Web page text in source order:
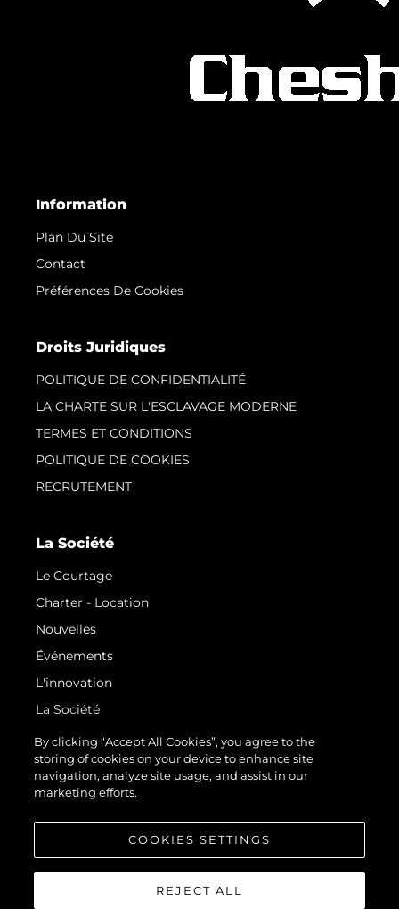
Information
Plan Du Site
Contact
Préférences De Cookies
Droits Juridiques
POLITIQUE DE CONFIDENTIALITÉ
LA CHARTE SUR L'ESCLAVAGE MODERNE
TERMES ET CONDITIONS
POLITIQUE DE COOKIES
RECRUTEMENT
La Société
Le Courtage
Charter - Location
Nouvelles
Événements
L'innovation
La Société
Notre Équipe
Style De Vie
Notre Héritage
By clicking “Accept All Cookies”, you agree to the
storing of cookies on your device to enhance site
navigation, analyze site usage, and assist in our
marketing efforts.
COOKIES SETTINGS
REJECT ALL